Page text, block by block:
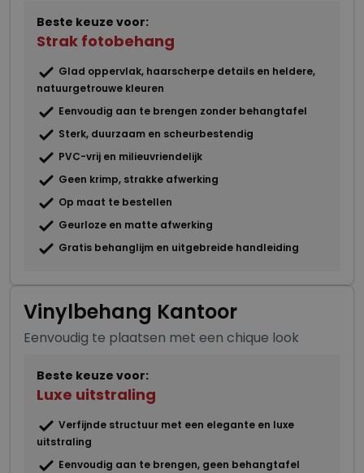
Vinylbehang Kantoor
Eenvoudig te plaatsen met een chique look
Beste keuze voor:
Luxe uitstraling
Verfijnde structuur met een elegante en luxe
uitstraling
Eenvoudig aan te brengen, geen behangtafel
Beste keuze voor:
Strak fotobehang
Glad oppervlak, haarscherpe details en heldere,
natuurgetrouwe kleuren
Eenvoudig aan te brengen zonder behangtafel
Sterk, duurzaam en scheurbestendig
PVC-vrij en milieuvriendelijk
Geen krimp, strakke afwerking
Op maat te bestellen
Geurloze en matte afwerking
Gratis behanglijm en uitgebreide handleiding